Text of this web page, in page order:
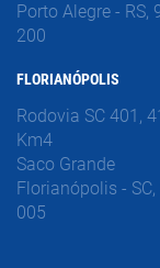
Porto Alegre - RS,
200
FLORIANÓPOLIS
Rodovia SC 401,
Km4
Saco Grande
Florianópolis -
005